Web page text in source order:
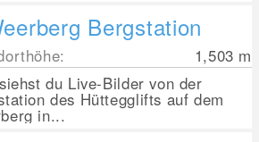
Bergstation
1,503 m
du Live-Bilder von der
des Hüttegglifts auf dem
in...